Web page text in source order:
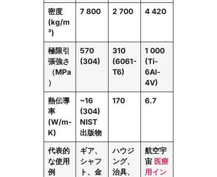
密度
(kg/m
³)
7 800 2 700 4 420
極限引
張強さ
（MPa
）
570
(304)
310
(6061-
T6)
1 000
(Ti-
6Al-
4V)
熱伝導
率
(W/m-
K)
~16
(304)
NIST
出版物
170 6.7
代表的
な使用
例
ギア、
シャフ
ト、金
ハウジ
ング、
治具、
航空宇
宙 医療
用イン